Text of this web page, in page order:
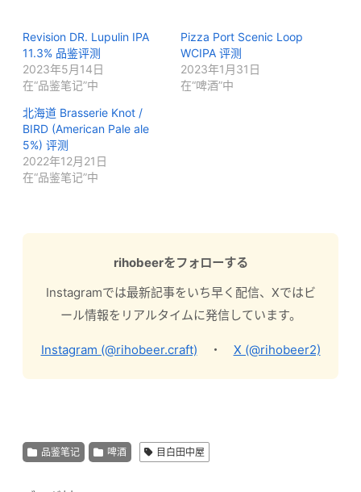
Revision DR. Lupulin IPA
11.3% 品鉴评测
2023年5月14日
在“品鉴笔记”中
Pizza Port Scenic Loop
WCIPA 评测
2023年1月31日
在“啤酒”中
北海道 Brasserie Knot /
BIRD (American Pale ale
5%) 评测
2022年12月21日
在“品鉴笔记”中
rihobeerをフォローする
Instagramでは最新記事をいち早く配信、Xではビ
ール情報をリアルタイムに発信しています。
Instagram (@rihobeer.craft) ・ X (@rihobeer2)
品鉴笔记 啤酒 目白田中屋